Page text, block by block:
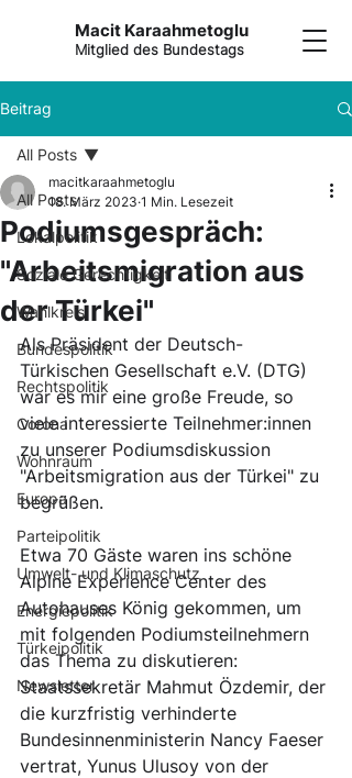
Macit Karaahmetoglu
Mitglied des Bundestags
Beitrag
All Posts
Lokalpolitik
Soziale Gerechtigkeit
Wahlkreis
Bundespolitik
Rechtspolitik
Corona
Wohnraum
Europa
Parteipolitik
Umwelt- und Klimaschutz
Energiepolitik
Türkeipolitik
Newsletter
All Posts
Podiumsgespräch:
"Arbeitsmigration aus
der Türkei"
macitkaraahmetoglu
18. März 2023 1 Min. Lesezeit
Als Präsident der Deutsch-
Türkischen Gesellschaft e.V. (DTG)
war es mir eine große Freude, so
viele interessierte Teilnehmer:innen
zu unserer Podiumsdiskussion
"Arbeitsmigration aus der Türkei" zu
begrüßen.
Etwa 70 Gäste waren ins schöne
Alpine Experience Center des
Autohauses König gekommen, um
mit folgenden Podiumsteilnehmern
das Thema zu diskutieren:
Staatssekretär Mahmut Özdemir, der
die kurzfristig verhinderte
Bundesinnenministerin Nancy Faeser
vertrat, Yunus Ulusoy von der